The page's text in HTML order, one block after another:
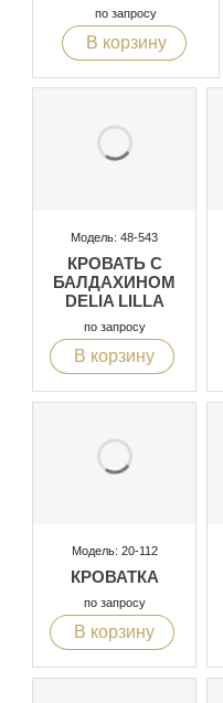
по запросу
В корзину
Модель: 48-543
КРОВАТЬ С
БАЛДАХИНОМ
DELIA LILLA
по запросу
В корзину
Модель: 20-112
КРОВАТКА
по запросу
В корзину